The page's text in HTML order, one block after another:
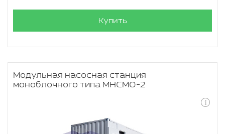
Купить
Модульная насосная станция
моноблочного типа МНСМО-2